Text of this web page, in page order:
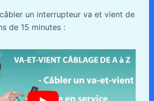
un interrupteur va et vient de
de 15 minutes :